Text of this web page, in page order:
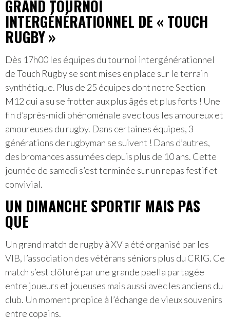
GRAND TOURNOI
INTERGÉNÉRATIONNEL DE « TOUCH
RUGBY »
Dès 17h00 les équipes du tournoi intergénérationnel
de Touch Rugby se sont mises en place sur le terrain
synthétique. Plus de 25 équipes dont notre Section
M12 qui a su se frotter aux plus âgés et plus forts ! Une
fin d’après-midi phénoménale avec tous les amoureux et
amoureuses du rugby. Dans certaines équipes, 3
générations de rugbyman se suivent ! Dans d’autres,
des bromances assumées depuis plus de 10 ans. Cette
journée de samedi s’est terminée sur un repas festif et
convivial.
UN DIMANCHE SPORTIF MAIS PAS
QUE
Un grand match de rugby à XV a été organisé par les
VIB, l’association des vétérans séniors plus du CRIG. Ce
match s’est clôturé par une grande paella partagée
entre joueurs et joueuses mais aussi avec les anciens du
club. Un moment propice à l’échange de vieux souvenirs
entre copains.